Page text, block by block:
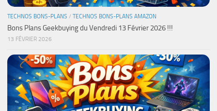
TECHNOS BONS-PLANS / TECHNOS BONS-PLANS AMAZON
Bons Plans Geekbuying du Vendredi 13 Février 2026 !!!
13 FÉVRIER 2026